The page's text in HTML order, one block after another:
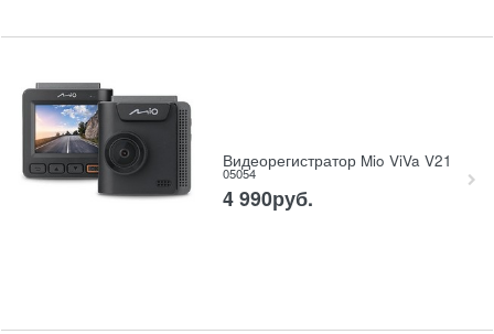
Видеорегистратор Mio ViVa V21
05054
4 990руб.